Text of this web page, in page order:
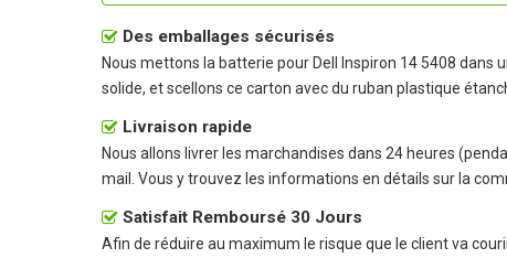
Des emballages sécurisés
Nous mettons la batterie pour Dell Inspiron 14 5408 dans
solide, et scellons ce carton avec du ruban plastique
Livraison rapide
Nous allons livrer les marchandises dans 24 heures
mail. Vous y trouvez les informations en détails sur la
Satisfait Remboursé 30 Jours
Afin de réduire au maximum le risque que le client va